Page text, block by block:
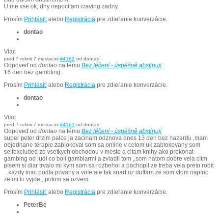
U me vse ok, dny nepocitam craving zadny.
Prosím Prihlásiť alebo Registrácia pre zdieľanie konverzácie.
dontao
Viac
pred 7 rokmi 7 mesiacmi #4162 od dontao
Odpoveď od dontao na tému Bez léčení - úspěšně abstinuji
16 den bez gambling .
Prosím Prihlásiť alebo Registrácia pre zdieľanie konverzácie.
dontao
Viac
pred 7 rokmi 7 mesiacmi #4161 od dontao
Odpoveď od dontao na tému Bez léčení - úspěšně abstinuji
super peter drzim palce ja zacinam odznova dnes 13 den bez hazardu ,mam
objednane terapie zablokoval som sa online v celom uk zablokovany som
selfexcluded zo vsetkych obchodou v meste a citam knihy ako prekonat
gambing od ludi co boli gamblarmi a zvladli tom ,,som natom dobre vela citm
pisem si diar trvalo mi kym som sa rozbehol a pochopil ze treba vela preto robit
...kazdy inac podla povahy a vole ale tak snad uz duffam ze som vtom naplno
ze mi to vyjde ,,potom sa ozvem
Prosím Prihlásiť alebo Registrácia pre zdieľanie konverzácie.
PeterBe